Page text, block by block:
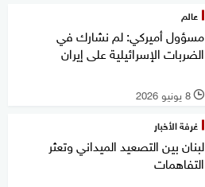
عالم
مسؤول أميركي: لم نشارك في
الضربات الإسرائيلية على إيران
l 8 يونيو 2026
غرفة الأخبار
لبنان بين التصعيد الميداني وتعثر
التفاهمات